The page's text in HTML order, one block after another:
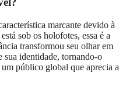
marcante devido à
sob os holofotes, essa é a
transformou seu olhar em
sua identidade, tornando-o
público global que aprecia a